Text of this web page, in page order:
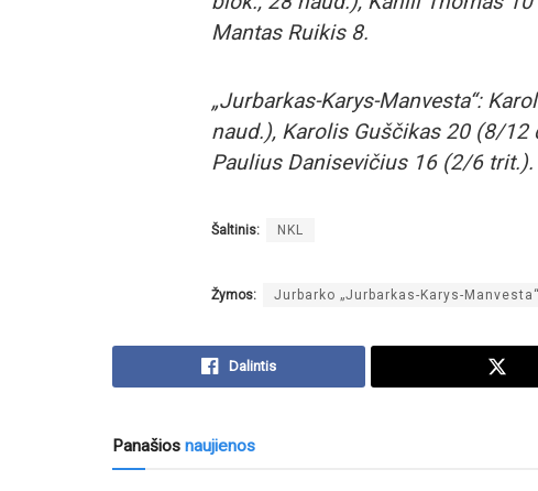
Mantas Ruikis 8.
„Jurbarkas-Karys-Manvesta“:
naud.), Karolis Guščikas 20 (8/12
Paulius Danisevičius 16 (2/6 trit.).
Šaltinis: NKL
Žymos: Jurbarko „Jurbarkas-Karys-Manvesta“
Dalintis
Panašios naujienos